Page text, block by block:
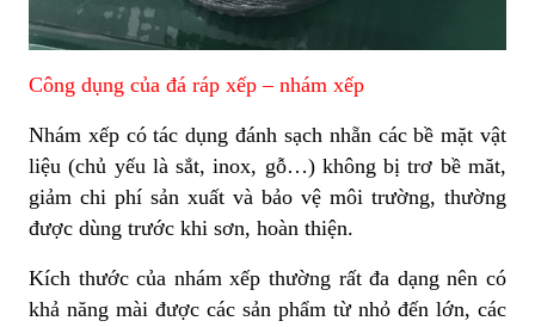
Công dụng của đá ráp xếp – nhám xếp
Nhám xếp có tác dụng đánh sạch nhẵn các bề mặt vật
liệu (chủ yếu là sắt, inox, gỗ…) không bị trơ bề măt,
giảm chi phí sản xuất và bảo vệ môi trường, thường
được dùng trước khi sơn, hoàn thiện.
Kích thước của nhám xếp thường rất đa dạng nên có
khả năng mài được các sản phẩm từ nhỏ đến lớn, các